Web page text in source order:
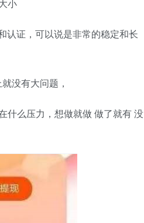
小
认证，可以说是非常的稳定和长
没有大问题，
什么压力，想做就做 做了就有 没